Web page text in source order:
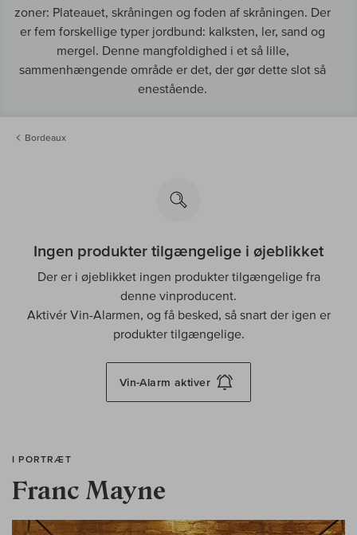
zoner: Plateauet, skråningen og foden af skråningen. Der
er fem forskellige typer jordbund: kalksten, ler, sand og
mergel. Denne mangfoldighed i et så lille,
sammenhængende område er det, der gør dette slot så
enestående.
Bordeaux
Ingen produkter tilgængelige i øjeblikket
Der er i øjeblikket ingen produkter tilgængelige fra
denne vinproducent.
Aktivér Vin-Alarmen, og få besked, så snart der igen er
produkter tilgængelige.
Vin-Alarm aktiver
I PORTRÆT
Franc Mayne